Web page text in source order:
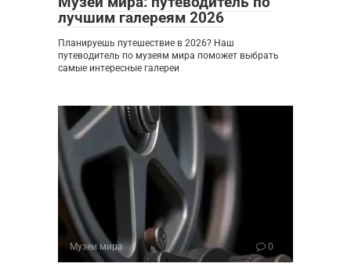
лучшим галереям 2026
Планируешь путешествие в 2026? Наш
путеводитель по музеям мира поможет выбрать
самые интересные галереи
Музеи мира 0